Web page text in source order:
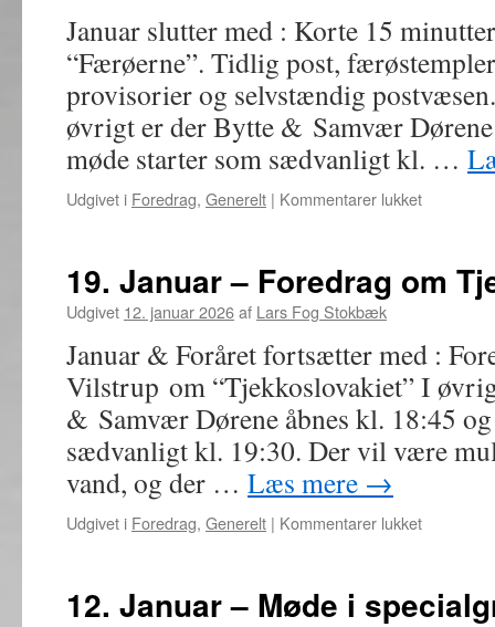
150
Januar slutter med : Korte 15
“Færøerne”. Tidlig post,
provisorier og selvstændig
øvrigt er der Bytte & Samvær
møde starter som sædvanligt kl. …
Udgivet i Foredrag, Generelt | Kommentarer lukkettil
Korte
Færøerne
19. Januar – Foredrag om
Udgivet 12. januar 2026af Lars Fog Stokbæk
Januar & Foråret fortsætter med :
Vilstrup om “Tjekkoslovakiet” I
& Samvær Dørene åbnes kl. 18:45
sædvanligt kl. 19:30. Der vil være
vand, og der … Læs mere →
Udgivet i Foredrag, Generelt | Kommentarer lukkettil
Foredrag
12. Januar – Møde i